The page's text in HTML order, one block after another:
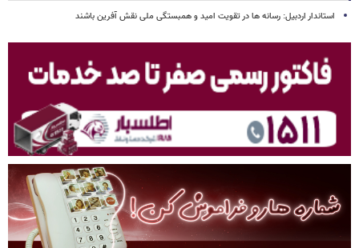
استاندار اردبیل: رسانه ها در تقویت امید و همبستگی ملی نقش‌ آفرین باشند